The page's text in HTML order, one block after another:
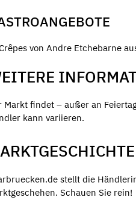
von Andre Etchebarne
Markt findet – außer an
kann variieren.
stellt die
Schauen Sie rein!